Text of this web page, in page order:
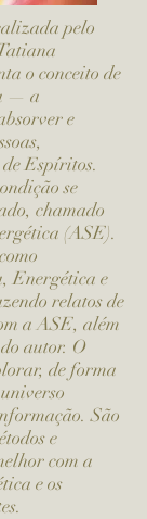
pelo
o conceito de
— a
e
Espíritos.
se
chamado
(ASE).
Energética e
relatos de
a ASE, além
autor. O
de forma
São
e
com a
e os